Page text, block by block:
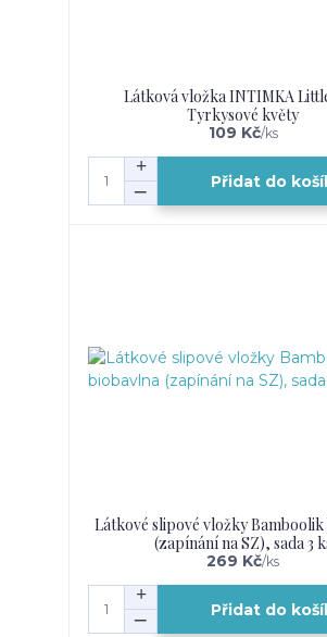
Látková vložka INTIMKA
Tyrkysové květy
109 Kč/ks
Přidat do
Látkové slipové vložky
(zapínání na SZ), sada 3
269 Kč/ks
Přidat do